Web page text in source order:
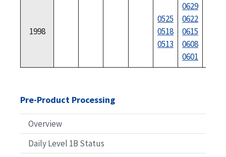
1998
0525
0518
0513
0629
0622
0615
0608
0601
Pre-Product Processing
Overview
Daily Level 1B Status